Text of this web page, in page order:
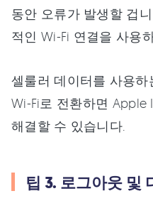
동안 오류가 발생할 겁
적인 Wi-Fi 연결을 사용
셀룰러 데이터를 사용
Wi-Fi로 전환하면 Apple
해결할 수 있습니다.
팁 3. 로그아웃 및